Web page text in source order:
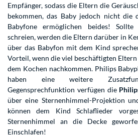
Empfänger, sodass die Eltern die
bekommen, das Baby jedoch nicht die
Babyfone ermöglichen beides!
schreien, werden die Eltern darüber in
über das Babyfon mit dem Kind
Vorteil, wenn die viel beschäftigten
dem Kochen nachkommen. Philips
haben eine weitere
Gegensprechfunktion verfügen die
über eine Sternenhimmel-Projektion
können dem Kind Schlaflieder
Sternenhimmel an die Decke
Einschlafen!